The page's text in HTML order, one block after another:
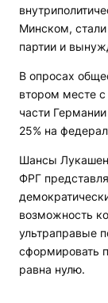
Минском,
партии и
В опросах
втором месте с
части
25% на
Шансы
ФРГ
возможность
ультраправые
сформировать
равна нулю.